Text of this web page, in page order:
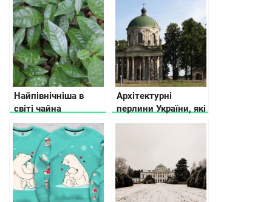
Найпівнічніша в
світі чайна
плантація
знаходиться в
Мукачево
Архітектурні
перлини України, які
знаходяться на межі